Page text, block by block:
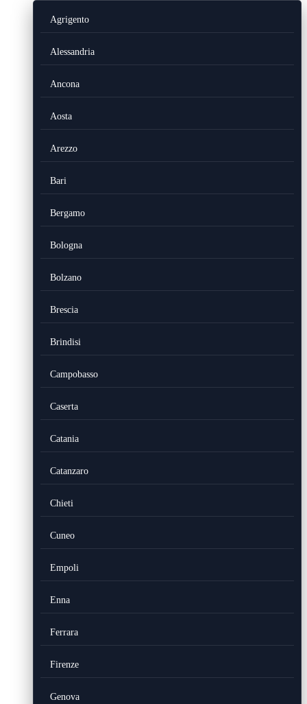
Agrigento
Alessandria
Ancona
Aosta
Arezzo
Bari
Bergamo
Bologna
Bolzano
Brescia
Brindisi
Campobasso
Caserta
Catania
Catanzaro
Chieti
Cuneo
Empoli
Enna
Ferrara
Firenze
Genova